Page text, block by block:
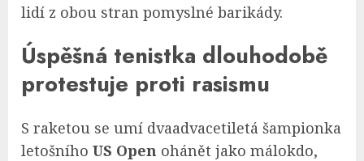
lidí z obou stran pomyslné barikády.
Úspěšná tenistka dlouhodobě
protestuje proti rasismu
S raketou se umí dvaadvacetiletá šampionka
letošního US Open ohánět jako málokdo,